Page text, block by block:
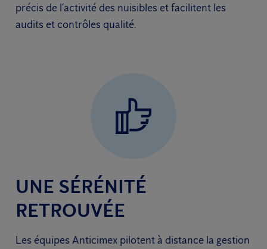
précis de l’activité des nuisibles et facilitent les
audits et contrôles qualité.
UNE SÉRÉNITÉ
RETROUVÉE
Les équipes Anticimex pilotent à distance la gestion